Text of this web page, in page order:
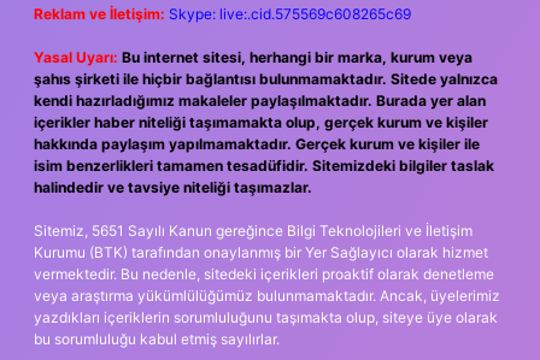
Reklam ve İletişim: Skype: live:.cid.575569c608265c69
Yasal Uyarı: Bu internet sitesi, herhangi bir marka, kurum veya
şahıs şirketi ile hiçbir bağlantısı bulunmamaktadır. Sitede yalnızca
kendi hazırladığımız makaleler paylaşılmaktadır. Burada yer alan
içerikler haber niteliği taşımamakta olup, gerçek kurum ve kişiler
hakkında paylaşım yapılmamaktadır. Gerçek kurum ve kişiler ile
isim benzerlikleri tamamen tesadüfidir. Sitemizdeki bilgiler taslak
halindedir ve tavsiye niteliği taşımazlar.
Sitemiz, 5651 Sayılı Kanun gereğince Bilgi Teknolojileri ve İletişim
Kurumu (BTK) tarafından onaylanmış bir Yer Sağlayıcı olarak hizmet
vermektedir. Bu nedenle, sitedeki içerikleri proaktif olarak denetleme
veya araştırma yükümlülüğümüz bulunmamaktadır. Ancak, üyelerimiz
yazdıkları içeriklerin sorumluluğunu taşımakta olup, siteye üye olarak
bu sorumluluğu kabul etmiş sayılırlar.